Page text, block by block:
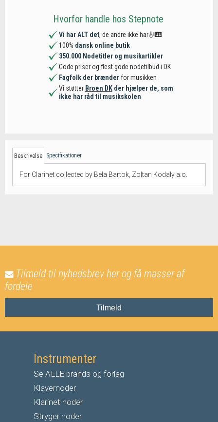
Hvorfor handle hos Stepnote
Vi har ALT det, de andre ikke har🎻🎹
100% dansk online butik
350.000 Nodetitler og musikartikler
Gode priser og flest gode nodetilbud i DK
Fagfolk der brænderfor musikken
Vi støtter Broen DKder hjælper de, som
ikke har råd til musikskolen
Beskrivelse Specifikationer
For Clarinet collected by Bela Bartok, Zoltan Kodaly a.o.
Tilmeld til nyhedsbrev her og få masser af
fordele
Tilmeld
Instrumenter
Se ALLE brands og forlag
Klavernoder
Klarinet noder
Stryger noder